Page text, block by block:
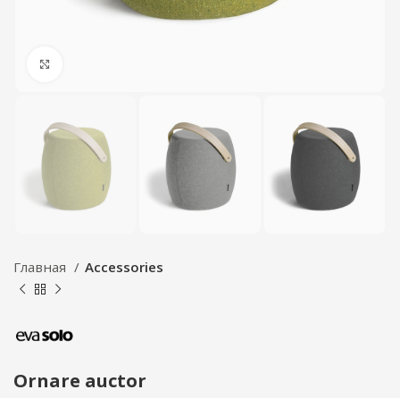
Главная Accessories
Ornare auctor